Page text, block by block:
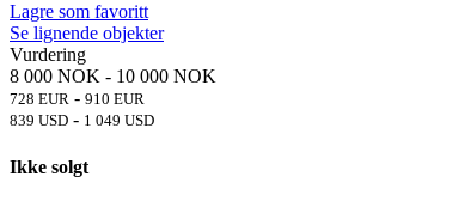
Lagre som favoritt
Se lignende objekter
Vurdering
8 000 NOK - 10 000 NOK
728 EUR - 910 EUR
839 USD - 1 049 USD
Ikke solgt